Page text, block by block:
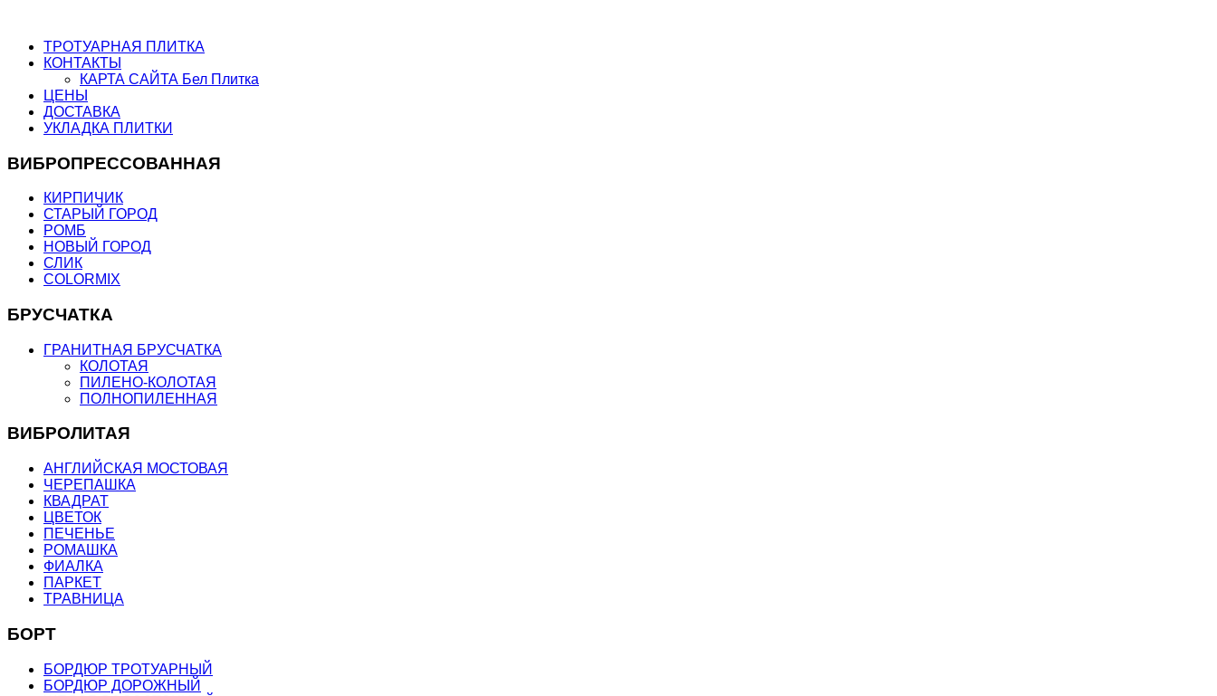
ТРОТУАРНАЯ ПЛИТКА
КОНТАКТЫ
КАРТА САЙТА Бел Плитка
ЦЕНЫ
ДОСТАВКА
УКЛАДКА ПЛИТКИ
ВИБРОПРЕССОВАННАЯ
КИРПИЧИК
СТАРЫЙ ГОРОД
РОМБ
НОВЫЙ ГОРОД
СЛИК
COLORMIX
БРУСЧАТКА
ГРАНИТНАЯ БРУСЧАТКА
КОЛОТАЯ
ПИЛЕНО-КОЛОТАЯ
ПОЛНОПИЛЕННАЯ
ВИБРОЛИТАЯ
АНГЛИЙСКАЯ МОСТОВАЯ
ЧЕРЕПАШКА
КВАДРАТ
ЦВЕТОК
ПЕЧЕНЬЕ
РОМАШКА
ФИАЛКА
ПАРКЕТ
ТРАВНИЦА
БОРТ
БОРДЮР ТРОТУАРНЫЙ
БОРДЮР ДОРОЖНЫЙ